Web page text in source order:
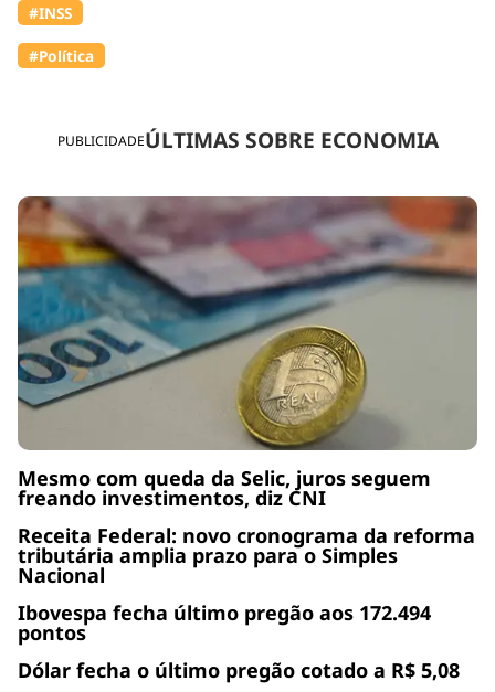
PUBLICIDADEÚLTIMAS SOBRE ECONOMIA
Mesmo com queda da Selic, juros seguem
freando investimentos, diz CNI
Receita Federal: novo cronograma da reforma
tributária amplia prazo para o Simples
Nacional
Ibovespa fecha último pregão aos 172.494
pontos
Dólar fecha o último pregão cotado a R$ 5,08
#INSS
#Política